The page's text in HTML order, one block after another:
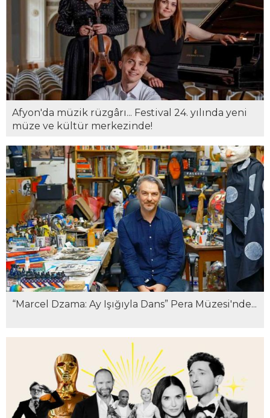
Afyon'da müzik rüzgârı... Festival 24. yılında yeni
müze ve kültür merkezinde!
“Marcel Dzama: Ay Işığıyla Dans” Pera Müzesi'nde...